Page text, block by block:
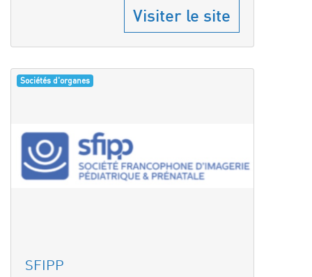
Visiter le site
Sociétés d'organes
SFIPP